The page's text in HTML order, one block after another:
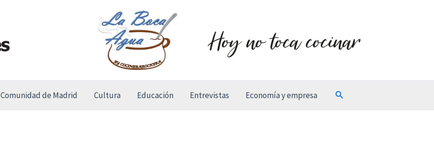
Comunidad de Madrid Cultura Educación Entrevistas Economía y empresa Buscar